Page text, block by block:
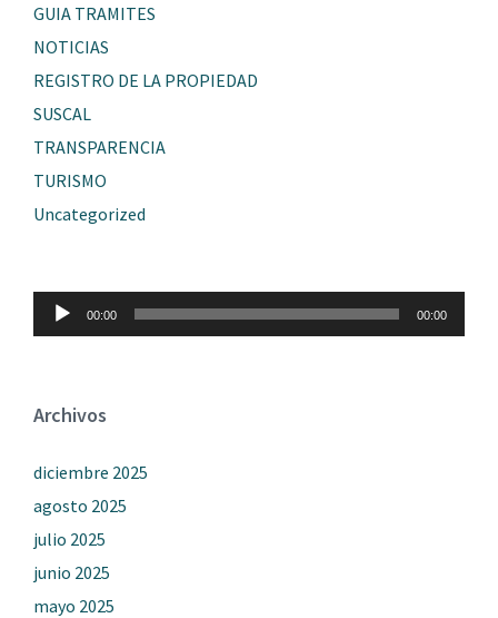
GUIA TRAMITES
NOTICIAS
REGISTRO DE LA PROPIEDAD
SUSCAL
TRANSPARENCIA
TURISMO
Uncategorized
Reproductor
audio
00:00 00:00
Archivos
diciembre 2025
agosto 2025
julio 2025
junio 2025
mayo 2025